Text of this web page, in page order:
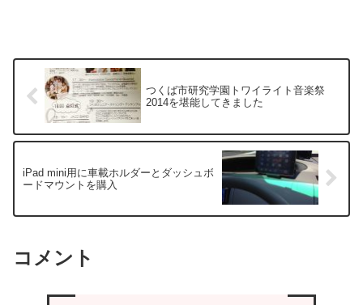
つくば市研究学園トワイライト音楽祭
2014を堪能してきました
iPad mini用に車載ホルダーとダッシュボ
ードマウントを購入
コメント